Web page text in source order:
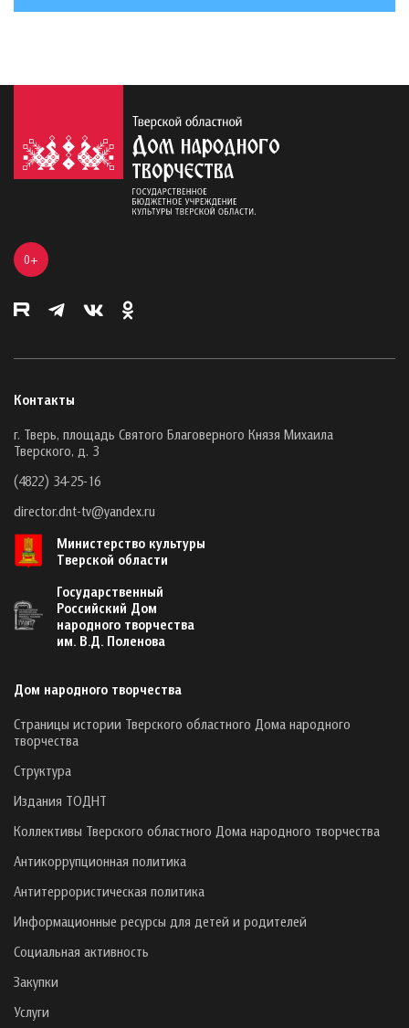
0+
Контакты
г. Тверь, площадь Святого Благоверного Князя Михаила
Тверского, д. 3
(4822) 34-25-16
director.dnt-tv@yandex.ru
Министерство культуры
Тверской области
Государственный
Российский Дом
народного творчества
им. В.Д. Поленова
Дом народного творчества
Страницы истории Тверского областного Дома народного
творчества
Структура
Издания ТОДНТ
Коллективы Тверского областного Дома народного творчества
Антикоррупционная политика
Антитеррористическая политика
Информационные ресурсы для детей и родителей
Социальная активность
Закупки
Услуги